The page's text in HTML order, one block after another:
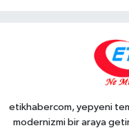
etikhabercom, yepyeni
modernizmi bir araya